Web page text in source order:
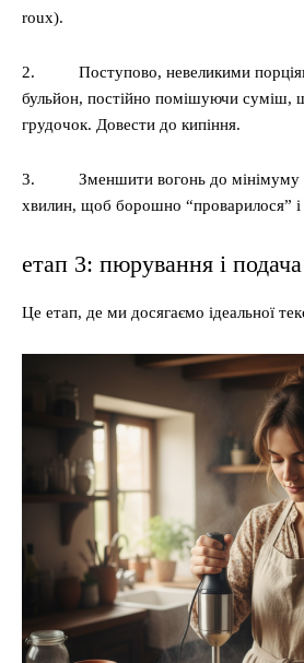
roux).
2. Поступово, невеликими
бульйон, постійно помішуючи суміш,
грудочок. Довести до кипіння.
3. Зменшити вогонь до мінімуму і
хвилин, щоб борошно “проварилося” і
етап 3: пюрування і подача
Це етап, де ми досягаємо ідеальної